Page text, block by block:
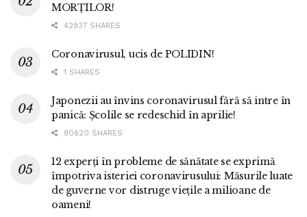
MORȚILOR!
42937 SHARES
Coronavirusul, ucis de POLIDIN!
1 SHARES
Japonezii au învins coronavirusul fără să intre în
panică: Școlile se redeschid în aprilie!
80620 SHARES
12 experți în probleme de sănătate se exprimă
împotriva isteriei coronavirusului: Măsurile luate
de guverne vor distruge viețile a milioane de
oameni!